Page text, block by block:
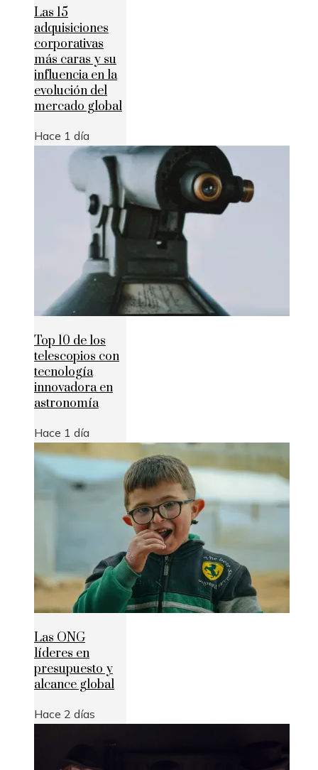
Las 15
adquisiciones
corporativas
más caras y su
influencia en la
evolución del
mercado global
Hace 1 día
Top 10 de los
telescopios con
tecnología
innovadora en
astronomía
Hace 1 día
Las ONG
líderes en
presupuesto y
alcance global
Hace 2 días